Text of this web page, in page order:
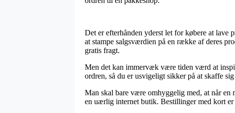
Det er efterhånden yderst let for købere at lave
at stampe salgsværdien på en række af deres
gratis fragt.
Men det kan immervæk være tiden værd at
ordren, så du er usvigeligt sikker på at skaffe
Man skal bare være omhyggelig med, at når en
en uærlig internet butik. Bestillinger med kort